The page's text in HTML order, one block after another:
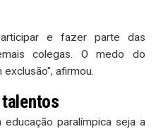
e fazer parte das
colegas. O medo do
afirmou.
paralímpica seja a